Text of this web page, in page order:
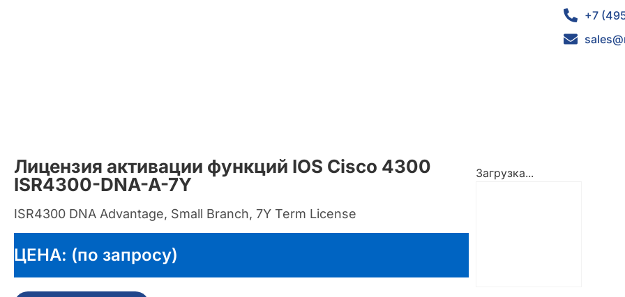
+7
Лицензия активации функций IOS Cisco 4300
ISR4300-DNA-A-7Y
ISR4300 DNA Advantage, Small Branch, 7Y Term License
ЦЕНА: (по запросу)
Загрузка...